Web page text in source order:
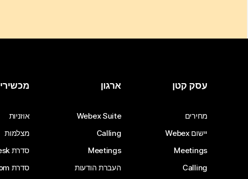
עסק קטן
מחירים
יישום Webex
Meetings
Calling
ארגון
Webex Suite
Calling
Meetings
העברת הודעות
אוזניות
מצלמות
סדרת Desk
סדרת Room